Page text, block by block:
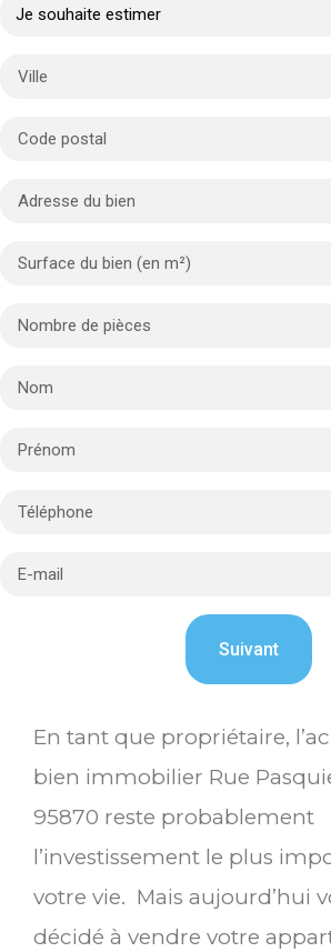
En tant que propriétaire,
bien immobilier Rue
95870 reste probablement
l’investissement le plus
votre vie. Mais aujourd’hui
décidé à vendre votre